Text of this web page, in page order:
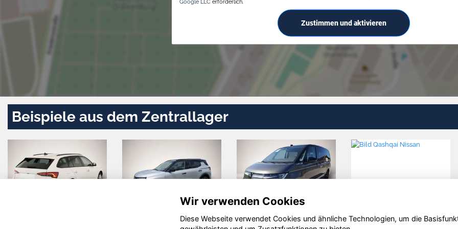
Zustimmen und aktivieren
Beispiele aus dem Zentrallager
Wir verwenden Cookies
Diese Webseite verwendet Cookies und ähnliche Technologien, um die